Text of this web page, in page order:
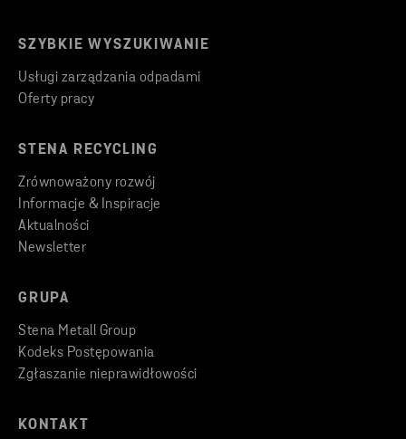
SZYBKIE WYSZUKIWANIE
Usługi zarządzania odpadami
Oferty pracy
STENA RECYCLING
Zrównoważony rozwój
Informacje & Inspiracje
Aktualności
Newsletter
GRUPA
Stena Metall Group
Kodeks Postępowania
Zgłaszanie nieprawidłowości
KONTAKT